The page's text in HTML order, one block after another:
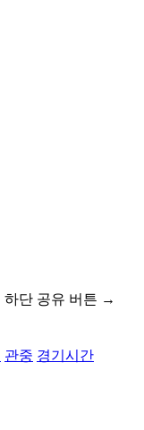
하단 공유 버튼 →
관중 경기시간